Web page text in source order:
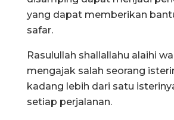
yang dapat memberikan
safar.
Rasulullah shallallahu alaihi
mengajak salah seorang
kadang lebih dari satu
setiap perjalanan.